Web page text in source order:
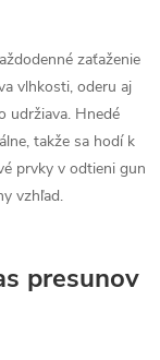
zaťaženie
vlhkosti, oderu aj
udržiava. Hnedé
takže sa hodí k
prvky v odtieni gun
vzhľad.
presunov